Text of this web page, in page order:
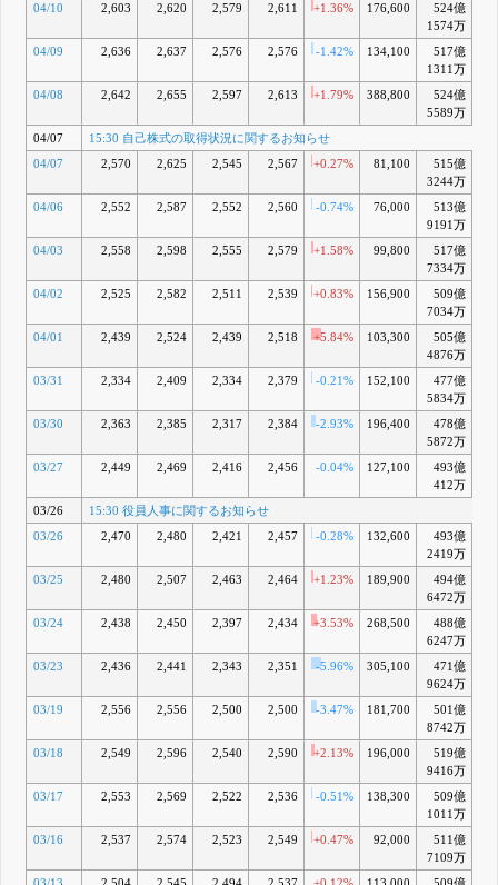
04/10
2,603 2,620 2,579 2,611 +1.36% 176,600
524億
1574万
04/09 2,636 2,637 2,576 2,576 -1.42% 134,100
517億
1311万
04/08 2,642 2,655 2,597 2,613 +1.79% 388,800
524億
5589万
04/07
15:30 自己株式の取得状況に関するお知らせ
04/07
2,570 2,625 2,545 2,567 +0.27% 81,100
515億
3244万
04/06 2,552 2,587 2,552 2,560 -0.74% 76,000
513億
9191万
04/03 2,558 2,598 2,555 2,579 +1.58% 99,800
517億
7334万
04/02 2,525 2,582 2,511 2,539 +0.83% 156,900
509億
7034万
04/01 2,439 2,524 2,439 2,518 +5.84% 103,300
505億
4876万
03/31 2,334 2,409 2,334 2,379 -0.21% 152,100
477億
5834万
03/30 2,363 2,385 2,317 2,384 -2.93% 196,400
478億
5872万
03/27 2,449 2,469 2,416 2,456 -0.04% 127,100
493億
412万
03/26
15:30 役員人事に関するお知らせ
03/26
2,470 2,480 2,421 2,457 -0.28% 132,600
493億
2419万
03/25 2,480 2,507 2,463 2,464 +1.23% 189,900
494億
6472万
03/24 2,438 2,450 2,397 2,434 +3.53% 268,500
488億
6247万
03/23 2,436 2,441 2,343 2,351 -5.96% 305,100
471億
9624万
03/19 2,556 2,556 2,500 2,500 -3.47% 181,700
501億
8742万
03/18 2,549 2,596 2,540 2,590 +2.13% 196,000
519億
9416万
03/17 2,553 2,569 2,522 2,536 -0.51% 138,300
509億
1011万
03/16 2,537 2,574 2,523 2,549 +0.47% 92,000
511億
7109万